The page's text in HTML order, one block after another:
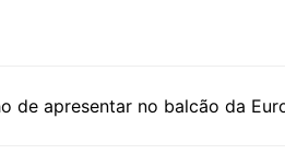
de apresentar no balcão da